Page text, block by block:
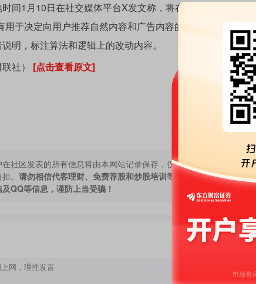
1月10日在社交媒体平台X发文称，将在一周内正式开源
用于决定向用户推荐自然内容和广告内容的代码”，并强调
明，标注算法和逻辑上的改动内容。
社） [点击查看原文]
在社区发表的所有信息将由本网站记录保存，仅代表作者个人观点，
。 请勿相信代客理财、免费荐股和炒股培训等宣传内容，远离非法
QQ等信息，谨防上当受骗！